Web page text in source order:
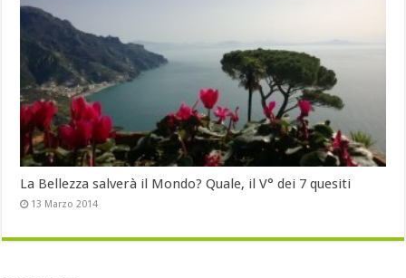
La Bellezza salverà il Mondo? Quale, il V° dei 7 quesiti
13 Marzo 2014